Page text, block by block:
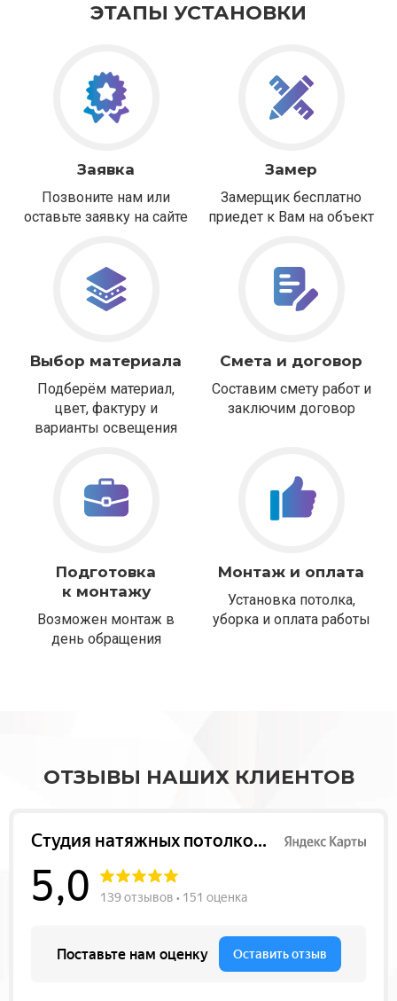
ЭТАПЫ УСТАНОВКИ
Заявка
Позвоните нам или
оставьте заявку на сайте
Замер
Замерщик бесплатно
приедет к Вам на объект
Выбор материала
Подберём материал,
цвет, фактуру и
варианты освещения
Смета и договор
Составим смету работ и
заключим договор
Подготовка
к монтажу
Возможен монтаж в
день обращения
Монтаж и оплата
Установка потолка,
уборка и оплата работы
ОТЗЫВЫ НАШИХ КЛИЕНТОВ